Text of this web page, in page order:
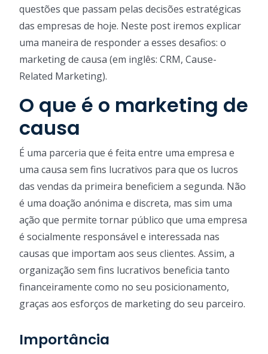
questões que passam pelas decisões estratégicas
das empresas de hoje. Neste post iremos explicar
uma maneira de responder a esses desafios: o
marketing de causa (em inglês: CRM, Cause-
Related Marketing).
O que é o marketing de
causa
É uma parceria que é feita entre uma empresa e
uma causa sem fins lucrativos para que os lucros
das vendas da primeira beneficiem a segunda. Não
é uma doação anónima e discreta, mas sim uma
ação que permite tornar público que uma empresa
é socialmente responsável e interessada nas
causas que importam aos seus clientes. Assim, a
organização sem fins lucrativos beneficia tanto
financeiramente como no seu posicionamento,
graças aos esforços de marketing do seu parceiro.
Importância